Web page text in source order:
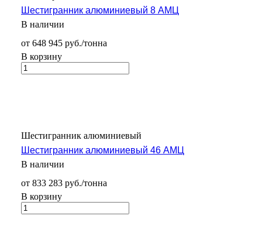
Шестигранник алюминиевый 8 АМЦ
В наличии
от 648 945 руб./тонна
В корзину
Шестигранник алюминиевый
Шестигранник алюминиевый 46 АМЦ
В наличии
от 833 283 руб./тонна
В корзину